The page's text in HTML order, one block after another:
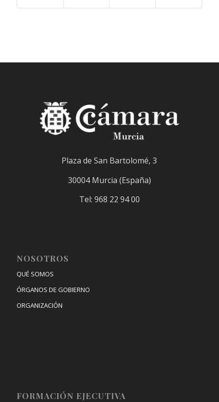
Plaza de San Bartolomé, 3
30004 Murcia (España)
Tel: 968 22 94 00
NOSOTROS
QUÉ SOMOS
ÓRGANOS DE GOBIERNO
ORGANIZACIÓN
FORMACIÓN EJECUTIVA